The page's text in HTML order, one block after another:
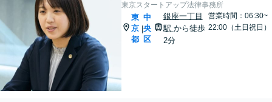
東京スタートアップ法律事務所
東
京
都
|
中
央
区
銀座一丁目
駅 から徒歩
2分
営業時間：06:30~
22:00（土日祝日）